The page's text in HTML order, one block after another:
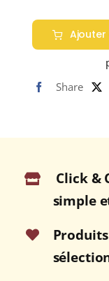
de
ans
2016)
Malt
(ÉCOSSE
70cl
Ajouter
Share
Click &
simple